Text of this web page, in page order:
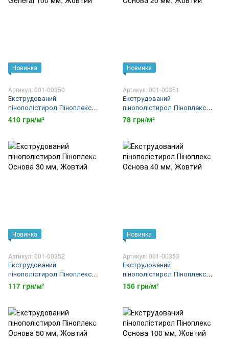
Новинка
Артикул: 001-00350
Екструдований
пінополістирол Піноплекс
General 100 мм
410 грн/м²
Новинка
Артикул: 001-00351
Екструдований
пінополістирол Піноплекс
Основа 20 мм
78 грн/м²
Новинка
Артикул: 001-00352
Екструдований
пінополістирол Піноплекс
Основа 30 мм
117 грн/м²
Новинка
Артикул: 001-00353
Екструдований
пінополістирол Піноплекс
Основа 40 мм
156 грн/м²